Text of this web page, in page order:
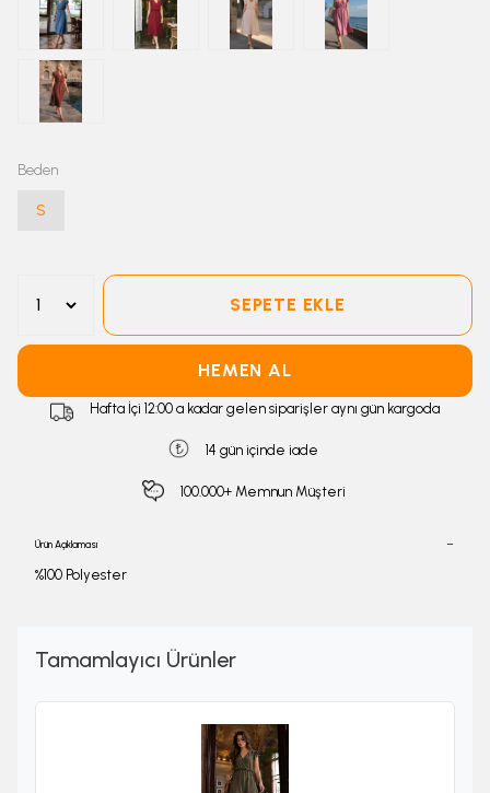
Beden
S
SEPETE EKLE
HEMEN AL
Hafta İçi 12:00 a kadar gelen siparişler aynı gün kargoda
14 gün içinde iade
100.000+ Memnun Müşteri
Ürün Açıklaması
%100 Polyester
Tamamlayıcı Ürünler